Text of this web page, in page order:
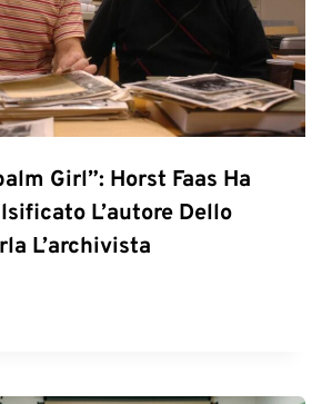
Girl”: Horst Faas Ha
L’autore Dello
L’archivista